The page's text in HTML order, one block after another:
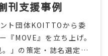
刊支援事例
ト団体KOITTOから委
『MOVE』を立ち上げ。
」の策定・誌名選定・